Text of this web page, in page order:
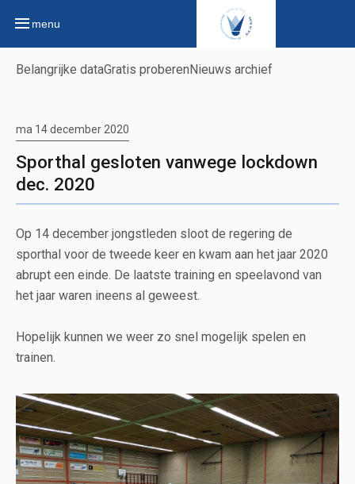
menu
Belangrijke dataGratis proberen Nieuws archief
ma 14 december 2020
Sporthal gesloten vanwege lockdown
dec. 2020
Op 14 december jongstleden sloot de regering de
sporthal voor de tweede keer en kwam aan het jaar 2020
abrupt een einde. De laatste training en speelavond van
het jaar waren ineens al geweest.
Hopelijk kunnen we weer zo snel mogelijk spelen en
trainen.